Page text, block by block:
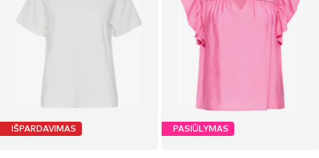
IŠPARDAVIMAS PASIŪLYMAS